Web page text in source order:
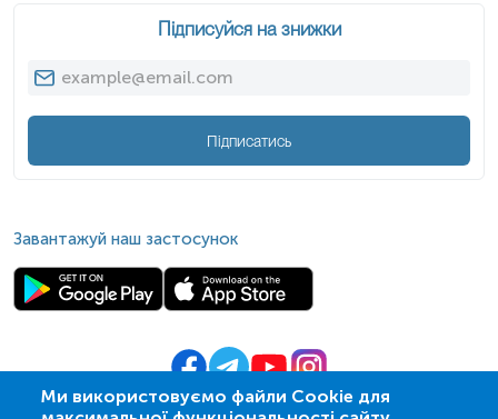
Ми використовуємо файли Cookie для
Підписуйся на знижки
Підписатись
Завантажуй наш застосунок